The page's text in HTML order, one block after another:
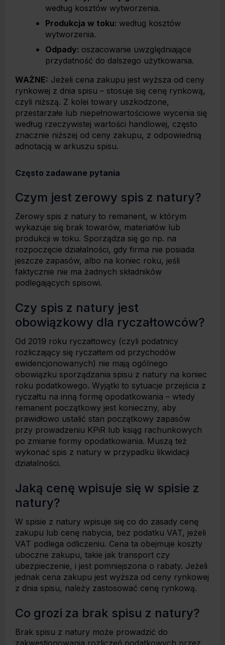
według kosztów wytworzenia.
Produkcja w toku: według kosztów
wytworzenia.
Odpady: oszacowanie uwzględniające
przydatność do dalszego użytkowania.
WAŻNE: Jeżeli cena zakupu jest wyższa od ceny
rynkowej z dnia spisu – stosuje się cenę rynkową,
czyli niższą. Z kolei towary uszkodzone,
przestarzałe lub niepełnowartościowe wycenia się
według rzeczywistej wartości handlowej, często
znacznie niższej od ceny zakupu, z odpowiednią
adnotacją w arkuszu spisu.
Często zadawane pytania
Czym jest zerowy spis z natury?
Zerowy spis z natury to remanent, w którym
wykazuje się brak towarów, materiałów lub
produkcji w toku. Sporządza się go np. na
rozpoczęcie działalności, gdy firma nie posiada
jeszcze zapasów, albo na koniec roku, jeśli
faktycznie nie ma żadnych składników
podlegających spisowi.
Czy spis z natury jest
obowiązkowy dla ryczałtowców?
Od 2019 roku ryczałtowcy (czyli podatnicy
rozliczający się ryczałtem od przychodów
ewidencjonowanych) nie mają ogólnego
obowiązku sporządzania spisu z natury na koniec
roku podatkowego. Wyjątki to sytuacje przejścia z
ryczałtu na inną formę opodatkowania – wtedy
remanent początkowy jest konieczny, aby
prawidłowo ustalić stan początkowy zapasów
przy prowadzeniu KPiR lub ksiąg rachunkowych
po zmianie formy opodatkowania. Muszą też
wykonać spis z natury w przypadku likwidacji
działalności.
Jaką cenę wpisuje się w spisie z
natury?
W spisie z natury wpisuje się co do zasady cenę
zakupu lub cenę nabycia, bez podatku VAT, jeżeli
VAT podlega odliczeniu. Cena ta obejmuje koszty
uboczne zakupu, takie jak transport czy
ubezpieczenie, i jest pomniejszona o rabaty. Jeżeli
jednak cena zakupu jest wyższa od ceny rynkowej
z dnia spisu, należy zastosować cenę rynkową.
Co grozi za brak spisu z natury?
Brak spisu z natury może prowadzić do
zakwestionowania rozliczeń podatkowych przez